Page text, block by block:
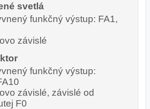
svetlá
funkčný výstup: FA1,
závislé
funkčný výstup:
závislé, závislé od
F0